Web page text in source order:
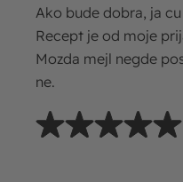
Ako bude dobra, ja
Recept je od moje
Mozda mejl negde
ne.